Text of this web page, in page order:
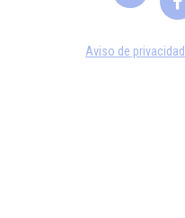
Aviso de privacidad